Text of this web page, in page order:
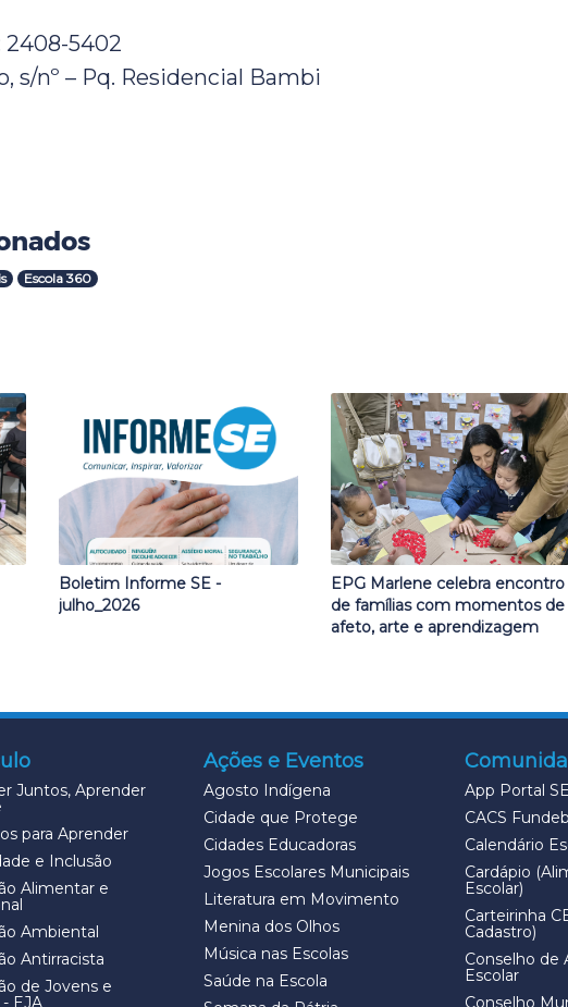
2408-5402
s/nº – Pq. Residencial Bambi
Escola 360
Boletim Informe SE -
julho_2026
EPG Marlene celebra encontro
de famílias com momentos de
afeto, arte e aprendizagem
Juntos, Aprender
para Aprender
e Inclusão
Alimentar e
Ambiental
Antirracista
de Jovens e
EJA
Ações e Eventos
Agosto Indígena
Cidade que Protege
Cidades Educadoras
Jogos Escolares Municipais
Literatura em Movimento
Menina dos Olhos
Música nas Escolas
Saúde na Escola
App Portal SE
CACS Fundeb
Calendário
Cardápio
Escolar)
Carteirinha
Cadastro)
Conselho de
Escolar
Conselho